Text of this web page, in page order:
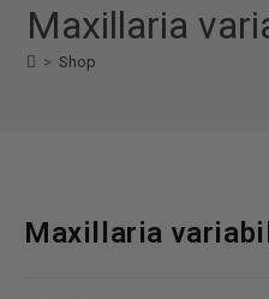
Maxillaria
> Shop
Maxillaria